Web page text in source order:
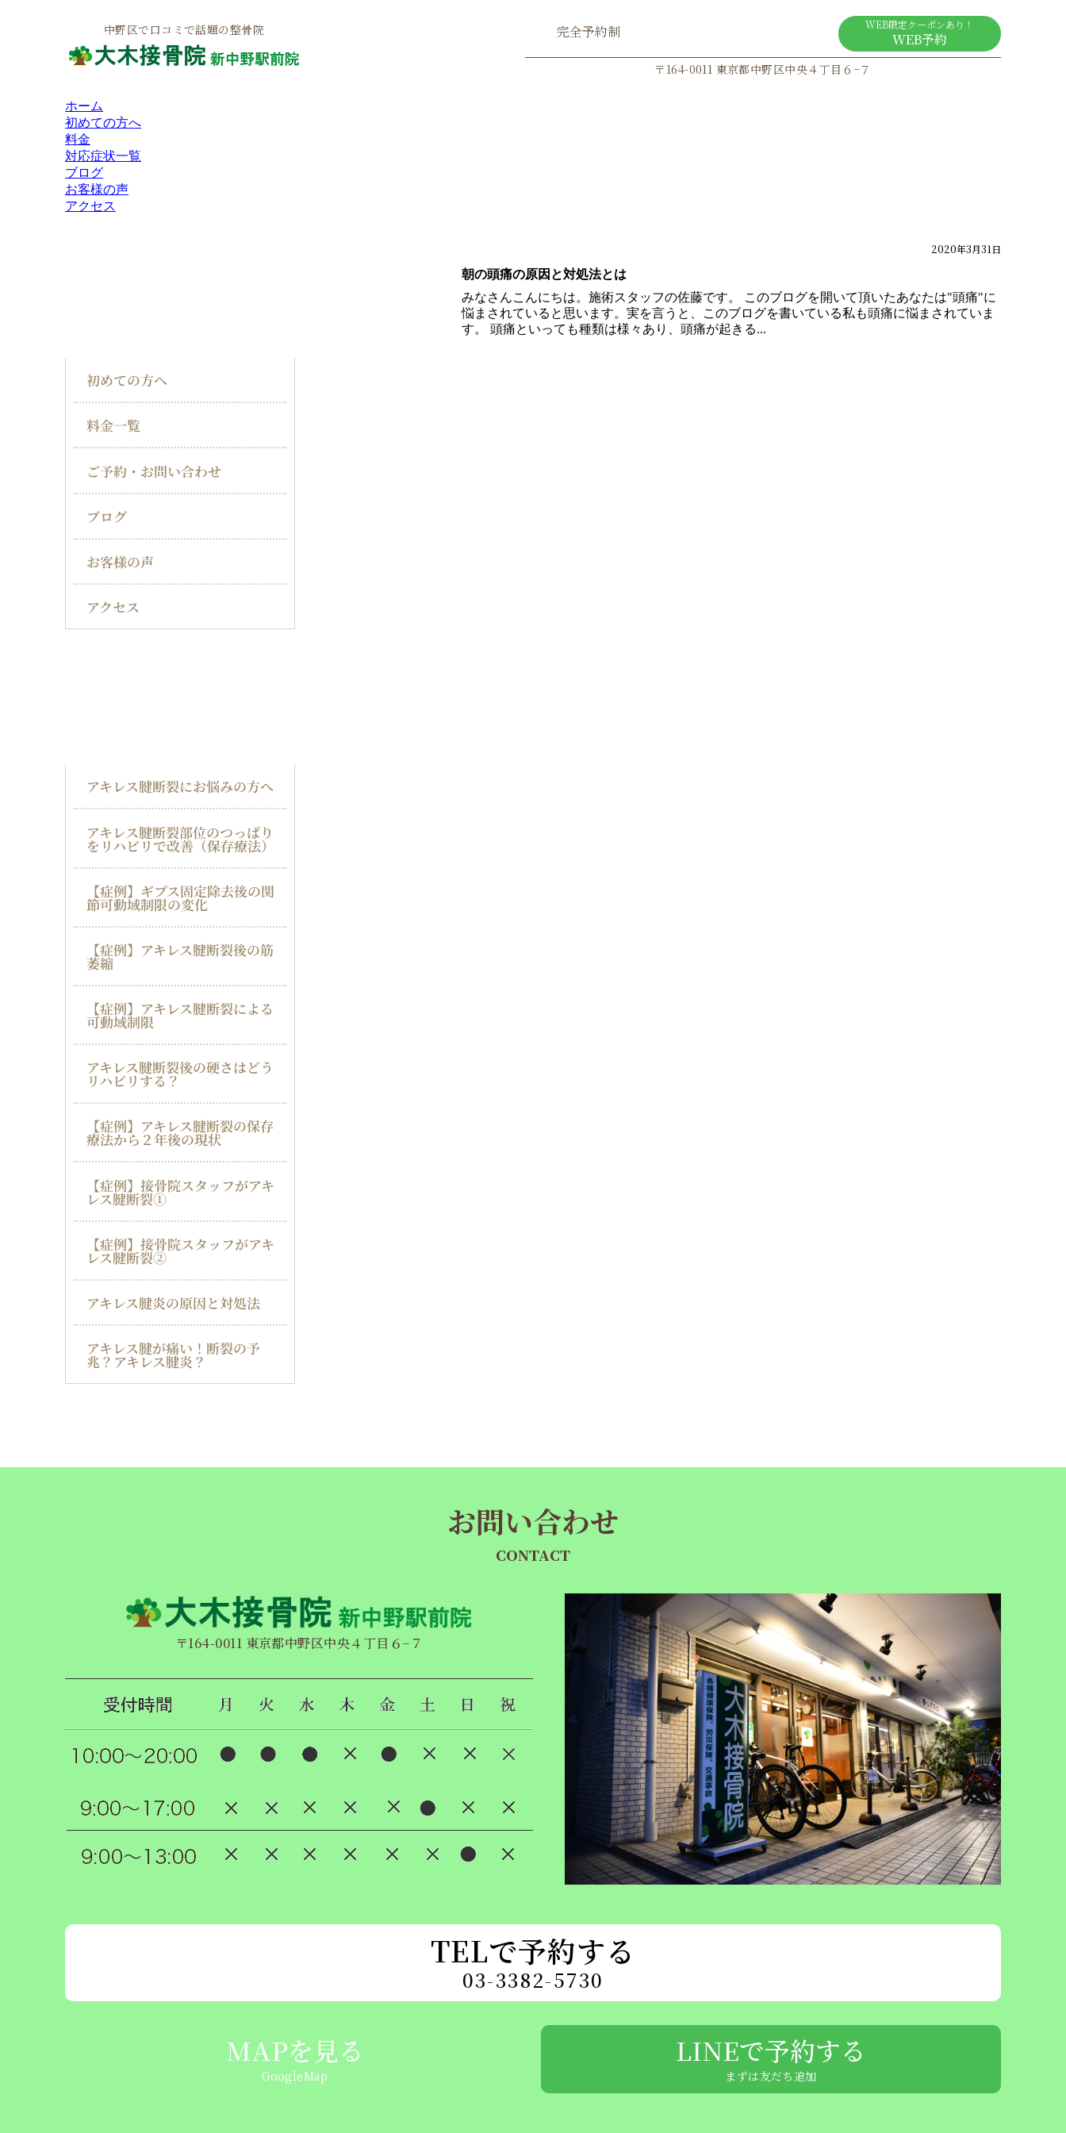
中野区で口コミで話題の整骨院 完全予約制 WEB限定クーポンあり！
WEB予約
〒164-0011 東京都中野区中央４丁目６−７
ホーム
初めての方へ
料金
対応症状一覧
ブログ
お客様の声
アクセス
2020年3月31日
朝の頭痛の原因と対処法とは
みなさんこんにちは。施術スタッフの佐藤です。 このブログを開いて頂いたあなたは"頭痛"に
悩まされていると思います。実を言うと、このブログを書いている私も頭痛に悩まされていま
す。 頭痛といっても種類は様々あり、頭痛が起きる...
初めての方へ
料金一覧
ご予約・お問い合わせ
ブログ
お客様の声
アクセス
アキレス腱断裂にお悩みの方へ
アキレス腱断裂部位のつっぱり
をリハビリで改善（保存療法）
【症例】ギプス固定除去後の関
節可動域制限の変化
【症例】アキレス腱断裂後の筋
萎縮
【症例】アキレス腱断裂による
可動域制限
アキレス腱断裂後の硬さはどう
リハビリする？
【症例】アキレス腱断裂の保存
療法から２年後の現状
【症例】接骨院スタッフがアキ
レス腱断裂①
【症例】接骨院スタッフがアキ
レス腱断裂②
アキレス腱炎の原因と対処法
アキレス腱が痛い！断裂の予
兆？アキレス腱炎？
お問い合わせ
CONTACT
〒164-0011 東京都中野区中央４丁目６−７
TELで予約する
03-3382-5730
MAPを見る
GoogleMap
LINEで予約する
まずは友だち追加